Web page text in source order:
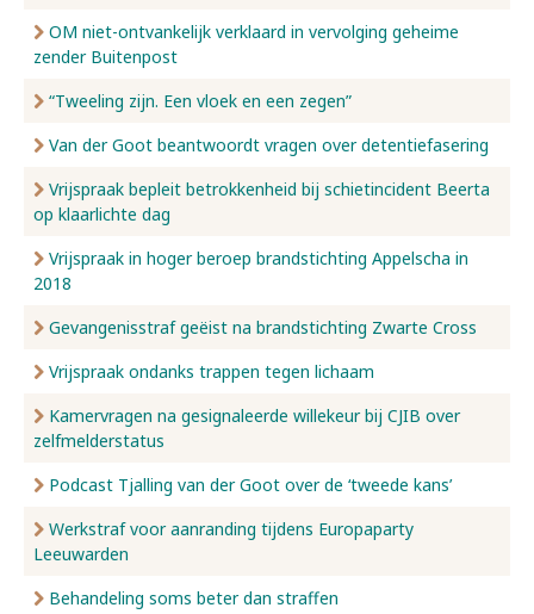
OM niet-ontvankelijk verklaard in vervolging geheime
zender Buitenpost
“Tweeling zijn. Een vloek en een zegen”
Van der Goot beantwoordt vragen over detentiefasering
Vrijspraak bepleit betrokkenheid bij schietincident Beerta
op klaarlichte dag
Vrijspraak in hoger beroep brandstichting Appelscha in
2018
Gevangenisstraf geëist na brandstichting Zwarte Cross
Vrijspraak ondanks trappen tegen lichaam
Kamervragen na gesignaleerde willekeur bij CJIB over
zelfmelderstatus
Podcast Tjalling van der Goot over de ‘tweede kans’
Werkstraf voor aanranding tijdens Europaparty
Leeuwarden
Behandeling soms beter dan straffen